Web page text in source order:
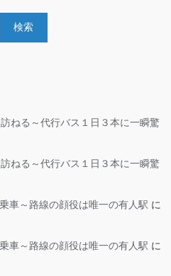
検索
ねる～代行バス１日３本に一瞬驚
ねる～代行バス１日３本に一瞬驚
車～路線の顔役は唯一の有人駅 に
車～路線の顔役は唯一の有人駅 に